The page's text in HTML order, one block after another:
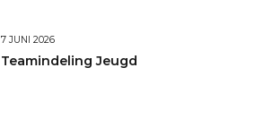
7 JUNI 2026
Teamindeling Jeugd